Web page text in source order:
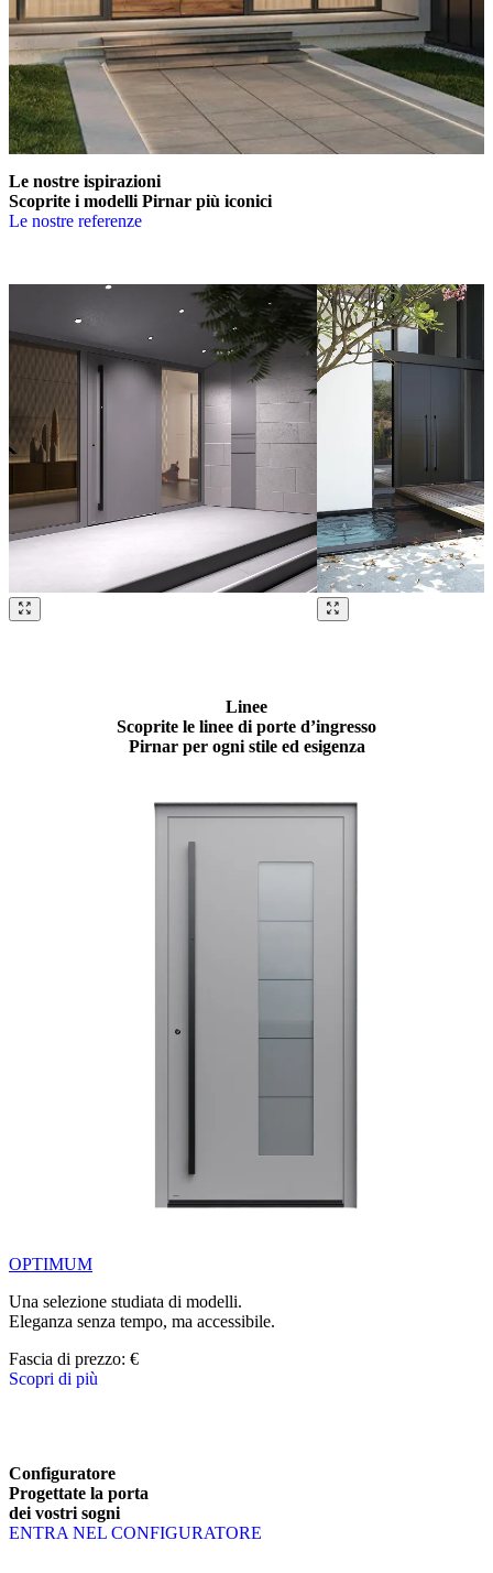
Le nostre ispirazioni
Scoprite i modelliPirnar più iconici
Le nostre referenze
Linee
Scoprite le linee di porte d’ingresso
Pirnar per ogni stile ed esigenza
OPTIMUM
Una selezione studiata di modelli.
Eleganza senza tempo, ma accessibile.
Fascia di prezzo: €
Scopri di più
Configuratore
Progettate la porta
dei vostri sogni
ENTRA NEL CONFIGURATORE